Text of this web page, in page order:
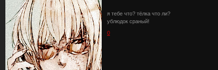
я тебе что? тёлка что ли?
ублюдок сраный!
0